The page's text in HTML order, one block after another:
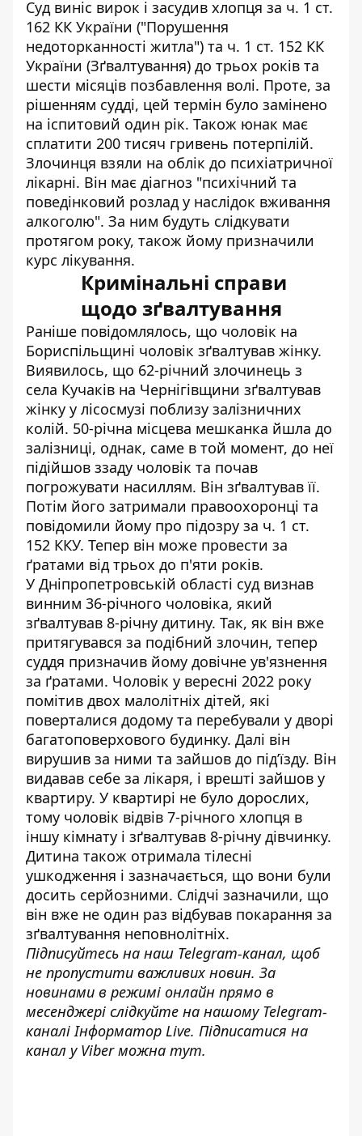
Суд виніс вирок і засудив хлопця за ч. 1 ст.
162 КК України ("Порушення
недоторканності житла") та ч. 1 ст. 152 КК
України (Зґвалтування) до трьох років та
шести місяців позбавлення волі. Проте, за
рішенням судді, цей термін було замінено
на іспитовий один рік. Також юнак має
сплатити 200 тисяч гривень потерпілій.
Злочинця взяли на облік до психіатричної
лікарні. Він має діагноз "психічний та
поведінковий розлад у наслідок вживання
алкоголю". За ним будуть слідкувати
протягом року, також йому призначили
курс лікування.
Кримінальні справи
щодо зґвалтування
Раніше повідомлялось, що чоловік на
Бориспільщині чоловік зґвалтував жінку.
Виявилось, що 62-річний злочинець з
села Кучаків на Чернігівщини зґвалтував
жінку у лісосмузі поблизу залізничних
колій. 50-річна місцева мешканка йшла до
залізниці, однак, саме в той момент, до неї
підійшов ззаду чоловік та почав
погрожувати насиллям. Він зґвалтував її.
Потім його затримали правоохоронці та
повідомили йому про підозру за ч. 1 ст.
152 ККУ. Тепер він може провести за
ґратами від трьох до п'яти років.
У Дніпропетровській області суд визнав
винним 36-річного чоловіка, який
зґвалтував 8-річну дитину. Так, як він вже
притягувався за подібний злочин, тепер
суддя призначив йому довічне ув'язнення
за ґратами. Чоловік у вересні 2022 року
помітив двох малолітніх дітей, які
поверталися додому та перебували у дворі
багатоповерхового будинку. Далі він
вирушив за ними та зайшов до під’їзду. Він
видавав себе за лікаря, і врешті зайшов у
квартиру. У квартирі не було дорослих,
тому чоловік відвів 7-річного хлопця в
іншу кімнату і зґвалтував 8-річну дівчинку.
Дитина також отримала тілесні
ушкодження і зазначається, що вони були
досить серйозними. Слідчі зазначили, що
він вже не один раз відбував покарання за
зґвалтування неповнолітніх.
Підписуйтесь на наш Telegram-канал, щоб
не пропустити важливих новин. За
новинами в режимі онлайн прямо в
месенджері слідкуйте на нашому Telegram-
каналіІнформатор Live. Підписатися на
канал у Viber можна тут.